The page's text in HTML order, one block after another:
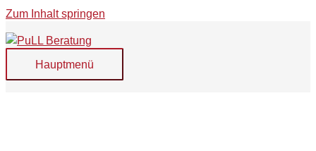
Zum Inhalt springen
Hauptmenü